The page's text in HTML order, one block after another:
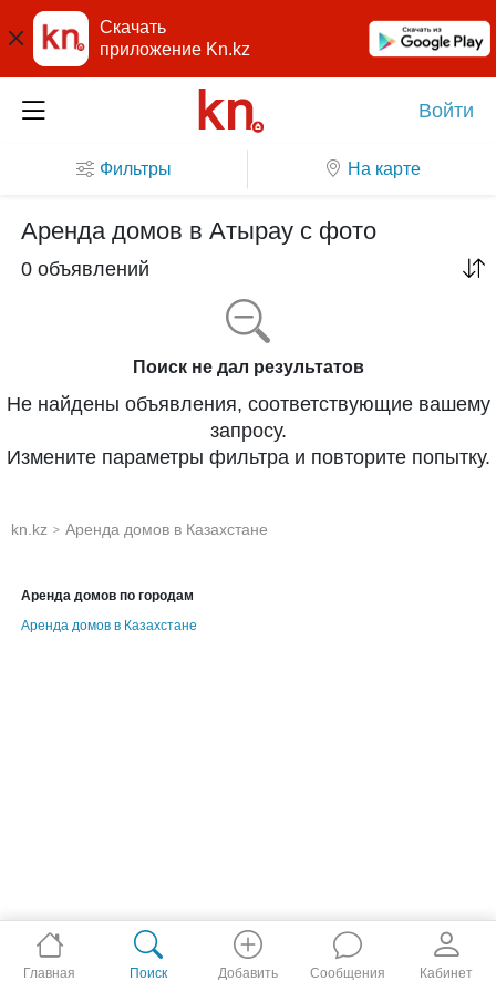
Скачать
приложение Kn.kz
Войти
Фильтры На карте
Аренда домов в Атырау с фото
0 объявлений
Поиск не дал результатов
Не найдены объявления, соответствующие вашему
запросу.
Измените параметры фильтра и повторите попытку.
kn.kz > Аренда домов в Казахстане
Аренда домов по городам
Аренда домов в Казахстане
Главная Поиск Добавить Сообщения Кабинет